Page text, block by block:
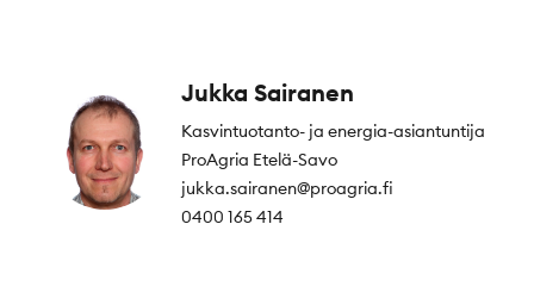
Jukka Sairanen
Kasvintuotanto- ja energia-asiantuntija
ProAgria Etelä-Savo
jukka.sairanen@proagria.fi
0400 165 414